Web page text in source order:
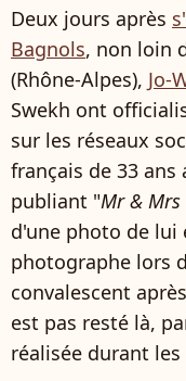
Deux jours après
Bagnols, non loin
(Rhône-Alpes), Jo-
Swekh ont
sur les réseaux
français de 33
publiant "Mr & Mrs
d'une photo de lui
photographe lors
convalescent après
est pas resté là,
réalisée durant